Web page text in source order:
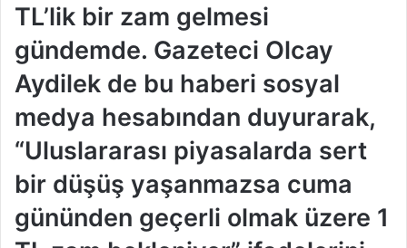
TL’lik bir zam gelmesi
gündemde. Gazeteci Olcay
Aydilek de bu haberi sosyal
medya hesabından duyurarak,
“Uluslararası piyasalarda sert
bir düşüş yaşanmazsa cuma
gününden geçerli olmak üzere 1